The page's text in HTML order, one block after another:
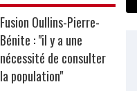
Fusion Oullins-Pierre-
Bénite : "il y a une
nécessité de consulter
la population"